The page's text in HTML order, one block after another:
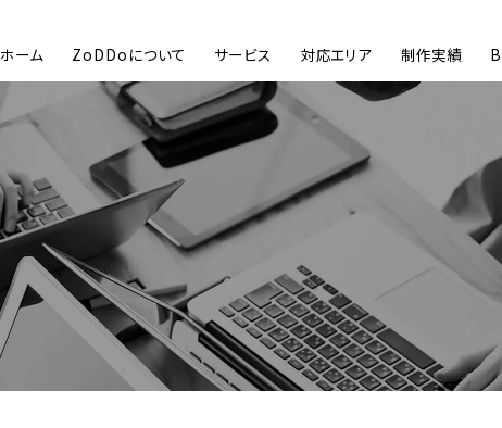
ホーム ZoDDoについて サービス 対応エリア 制作実績